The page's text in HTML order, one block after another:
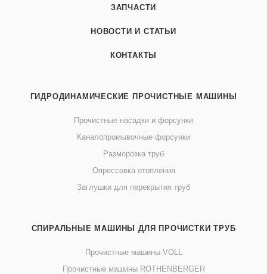
ЗАПЧАСТИ
НОВОСТИ И СТАТЬИ
КОНТАКТЫ
ГИДРОДИНАМИЧЕСКИЕ ПРОЧИСТНЫЕ МАШИНЫ
Прочистные насадки и форсунки
Каналопромывочные форсунки
Разморозка труб
Опрессовка отопления
Заглушки для перекрытия труб
СПИРАЛЬНЫЕ МАШИНЫ ДЛЯ ПРОЧИСТКИ ТРУБ
Прочистные машины VOLL
Прочистные машины ROTHENBERGER